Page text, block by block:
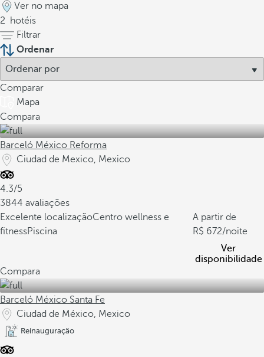
Ver no mapa
2
hotéis
Filtrar
Ordenar
Comparar
Mapa
Compara
Barceló México Reforma
Ciudad de Mexico, Mexico
4.3/5
3844 avaliações
Excelente localizaçãoCentro wellness e
fitnessPiscina
A partir de
672/noite
Ver
disponibilidade
Compara
Barceló México Santa Fe
Ciudad de México, Mexico
Reinauguração